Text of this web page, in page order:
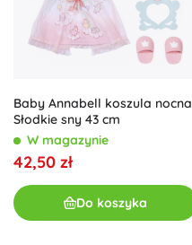
Baby Annabell koszula nocna
Słodkie sny 43 cm
W magazynie
42,50 zł
Do koszyka